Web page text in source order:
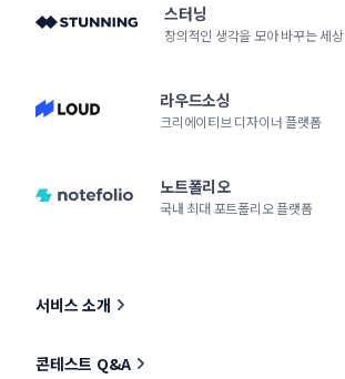
스터닝
창의적인 생각을 모아 바꾸는 세상
라우드소싱
크리에이티브 디자이너 플랫폼
노트폴리오
국내 최대 포트폴리오 플랫폼
서비스 소개
콘테스트 Q&A